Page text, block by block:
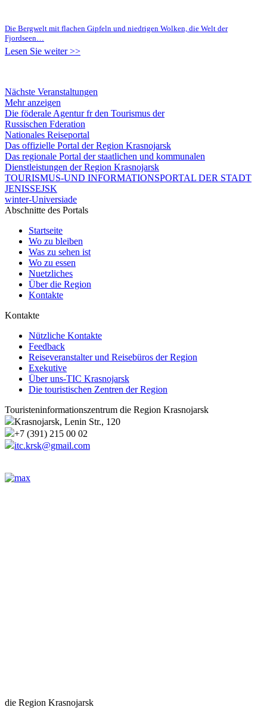
Die Bergwelt mit flachen Gipfeln und niedrigen Wolken, die Welt der
Fjordseen…
Lesen Sie weiter >>
Nächste Veranstaltungen
Mehr anzeigen
Die föderale Agentur fr den Tourismus der
Russischen Fderation
Nationales Reiseportal
Das offizielle Portal der Region Krasnojarsk
Das regionale Portal der staatlichen und kommunalen
Dienstleistungen der Region Krasnojarsk
TOURISMUS-UND INFORMATIONSPORTAL DER STADT
JENISSEJSK
winter-Universiade
Abschnitte des Portals
Startseite
Wo zu bleiben
Was zu sehen ist
Wo zu essen
Nuetzliches
Über die Region
Kontakte
Kontakte
Nützliche Kontakte
Feedback
Reiseveranstalter und Reisebüros der Region
Exekutive
Über uns-TIC Krasnojarsk
Die touristischen Zentren der Region
Touristeninformationszentrum die Region Krasnojarsk
Krasnojarsk, Lenin Str., 120
+7 (391) 215 00 02
itc.krsk@gmail.com
die Region Krasnojarsk